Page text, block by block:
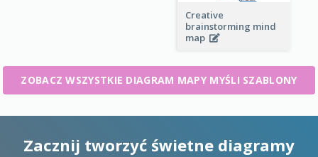
Creative
brainstorming mind
map
ZOBACZ WSZYSTKIE DIAGRAM MAPY MYŚLI SZABLONY
Zacznij tworzyć świetne diagramy